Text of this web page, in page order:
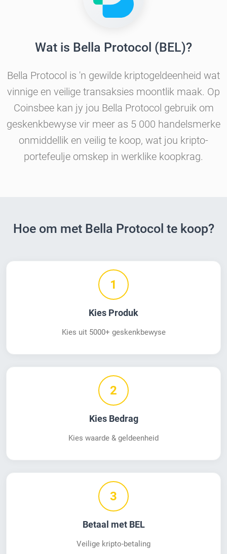
Wat is Bella Protocol (BEL)?
Bella Protocol is 'n gewilde kriptogeldeenheid wat
vinnige en veilige transaksies moontlik maak. Op
Coinsbee kan jy jou Bella Protocol gebruik om
geskenkbewyse vir meer as 5 000 handelsmerke
onmiddellik en veilig te koop, wat jou kripto-
portefeulje omskep in werklike koopkrag.
Hoe om met Bella Protocol te koop?
1
Kies Produk
Kies uit 5000+ geskenkbewyse
2
Kies Bedrag
Kies waarde & geldeenheid
3
Betaal met BEL
Veilige kripto-betaling